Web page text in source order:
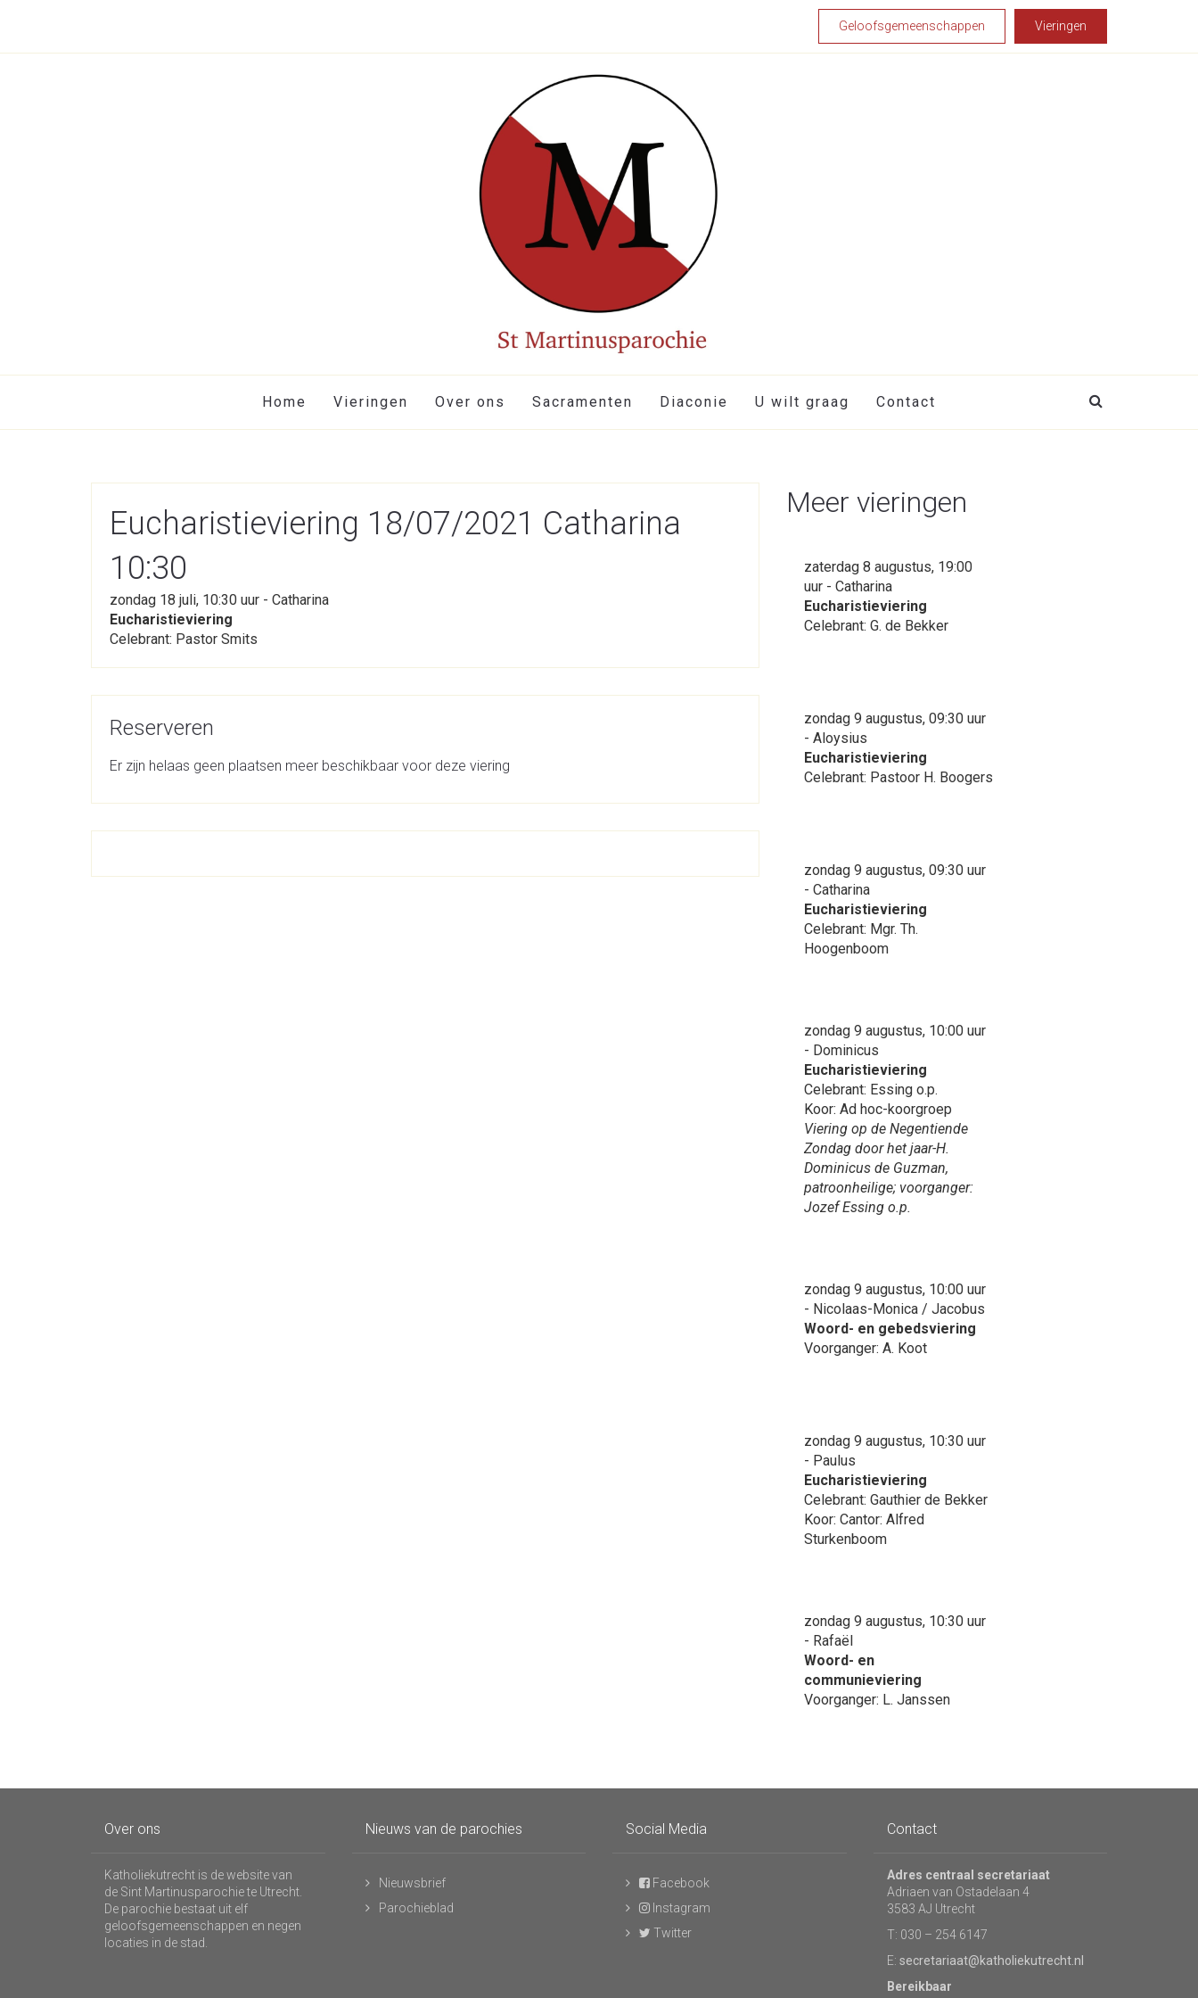
Geloofsgemeenschappen Vieringen
Home Vieringen Over ons Sacramenten Diaconie U wilt graag Contact
Eucharistieviering 18/07/2021 Catharina
10:30
zondag 18 juli, 10:30 uur - Catharina
Eucharistieviering
Celebrant: Pastor Smits
Reserveren
Er zijn helaas geen plaatsen meer beschikbaar voor deze viering
Meer vieringen
zaterdag 8 augustus, 19:00
uur - Catharina
Eucharistieviering
Celebrant: G. de Bekker
zondag 9 augustus, 09:30 uur
- Aloysius
Eucharistieviering
Celebrant: Pastoor H. Boogers
zondag 9 augustus, 09:30 uur
- Catharina
Eucharistieviering
Celebrant: Mgr. Th.
Hoogenboom
zondag 9 augustus, 10:00 uur
- Dominicus
Eucharistieviering
Celebrant: Essing o.p.
Koor: Ad hoc-koorgroep
Viering op de Negentiende
Zondag door het jaar-H.
Dominicus de Guzman,
patroonheilige; voorganger:
Jozef Essing o.p.
zondag 9 augustus, 10:00 uur
- Nicolaas-Monica / Jacobus
Woord- en gebedsviering
Voorganger: A. Koot
zondag 9 augustus, 10:30 uur
- Paulus
Eucharistieviering
Celebrant: Gauthier de Bekker
Koor: Cantor: Alfred
Sturkenboom
zondag 9 augustus, 10:30 uur
- Rafaël
Woord- en
communieviering
Voorganger: L. Janssen
Over ons
Katholiekutrecht is de website van
de Sint Martinusparochie te Utrecht.
De parochie bestaat uit elf
geloofsgemeenschappen en negen
locaties in de stad.
Nieuws van de parochies
Nieuwsbrief
Parochieblad
Social Media
Facebook
Instagram
Twitter
Contact
Adres centraal secretariaat
Adriaen van Ostadelaan 4
3583 AJ Utrecht
T: 030 – 254 6147
E: secretariaat@katholiekutrecht.nl
Bereikbaar